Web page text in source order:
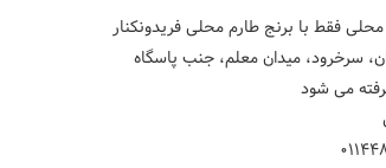
پخت غذاهای محلی فقط با برنج طارم محلی فریدونکنار
آدرس: مازندران، سرخرود، میدان معلم، جنب پاسگاه
سفارشات پذیرفته می شود
مدیریت: پیران